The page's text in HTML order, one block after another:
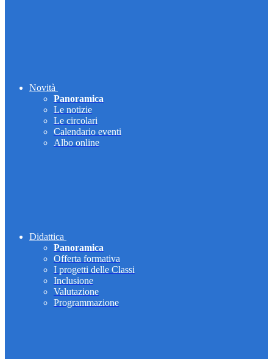
Novità
Panoramica
Le notizie
Le circolari
Calendario eventi
Albo online
Didattica
Panoramica
Offerta formativa
I progetti delle Classi
Inclusione
Valutazione
Programmazione